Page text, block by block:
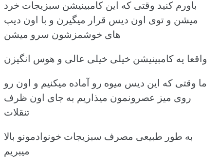
باورم کنید وقتی که این کامبینیشن سبزیجات خرد
میشن و توی اون دیس قرار میگیرن و با اون دیپ
های خوشمزشون سرو میشن
واقعا یه کامبینیشن خیلی خیلی عالی و هوس انگیزن
ما وقتی که این دیس میوه رو آماده میکنیم و اون رو
روی میز عصرونمون میذاریم به جای اون ظرف
تنقلات
به طور طبیعی مصرف سبزیجات خونوادمونو بالا
میبریم